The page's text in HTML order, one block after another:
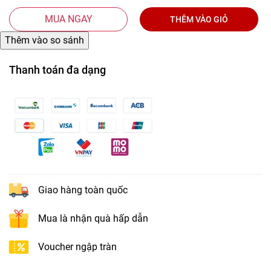
MUA NGAY THÊM VÀO GIỎ
Thanh toán đa dạng
Giao hàng toàn quốc
Mua là nhận quà hấp dẫn
Voucher ngập tràn